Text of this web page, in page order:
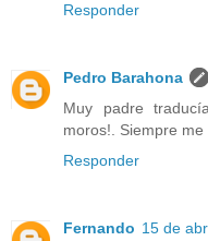
Responder
Pedro Barahona
Muy padre
moros!. Siempre
Responder
Fernando 15 de